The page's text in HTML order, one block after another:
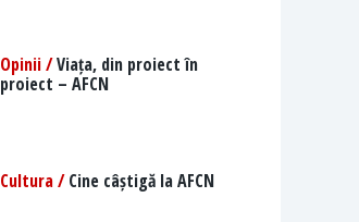
Opinii /Viața, din proiect în
proiect – AFCN
Cultura /Cine câștigă la AFCN